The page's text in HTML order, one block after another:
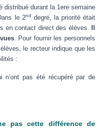
durant la 1ere semaine
le 2nd degré, la priorité était
en contact direct des élèves.
. Pour fournir les personnels
le recteur indique que les
:
n’ont pas été récupéré par de
pas cette différence de